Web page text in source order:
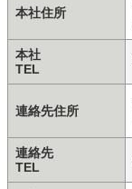
本社住所
本社
TEL
連絡先住所
連絡先
TEL